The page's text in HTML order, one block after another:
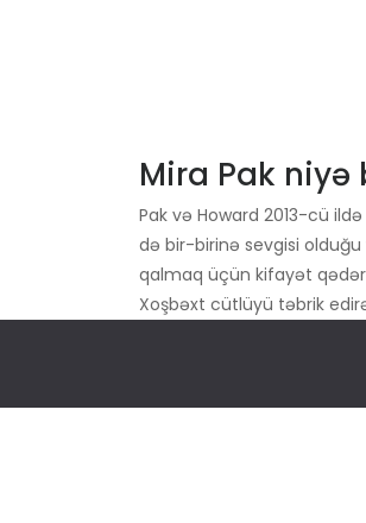
Mira Pak niyə
Pak və Howard 2013-cü
də bir-birinə sevgisi
qalmaq üçün kifayət qədər
Xoşbəxt cütlüyü təbrik